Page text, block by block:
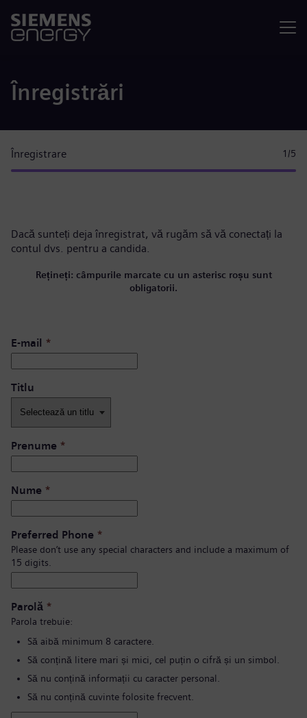
Înregistrări
Înregistrare 1 /5
Dacă sunteți deja înregistrat, vă rugăm să vă conectați la
contul dvs. pentru a candida.
Rețineți: câmpurile marcate cu un asterisc roșu sunt
obligatorii.
E-mail *
Titlu
Prenume *
Nume *
Preferred Phone *
Please don’t use any special characters and include a maximum of
15 digits.
Parolă *
Parola trebuie:
Să aibă minimum 8 caractere.
Să conțină litere mari și mici, cel puțin o cifră și un simbol.
Să nu conțină informații cu caracter personal.
Să nu conțină cuvinte folosite frecvent.